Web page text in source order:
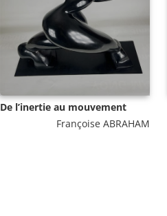
De l’inertie au mouvement
Françoise ABRAHAM